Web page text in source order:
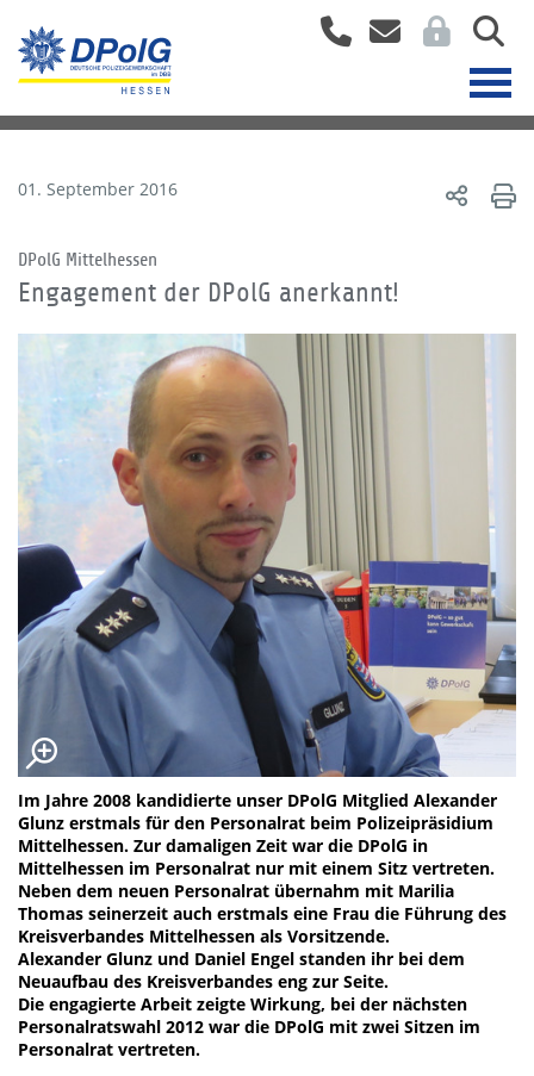
01. September 2016
DPolG Mittelhessen
Engagement der DPolG anerkannt!
Im Jahre 2008 kandidierte unser DPolG Mitglied Alexander
Glunz erstmals für den Personalrat beim Polizeipräsidium
Mittelhessen. Zur damaligen Zeit war die DPolG in
Mittelhessen im Personalrat nur mit einem Sitz vertreten.
Neben dem neuen Personalrat übernahm mit Marilia
Thomas seinerzeit auch erstmals eine Frau die Führung des
Kreisverbandes Mittelhessen als Vorsitzende.
Alexander Glunz und Daniel Engel standen ihr bei dem
Neuaufbau des Kreisverbandes eng zur Seite.
Die engagierte Arbeit zeigte Wirkung, bei der nächsten
Personalratswahl 2012 war die DPolG mit zwei Sitzen im
Personalrat vertreten.